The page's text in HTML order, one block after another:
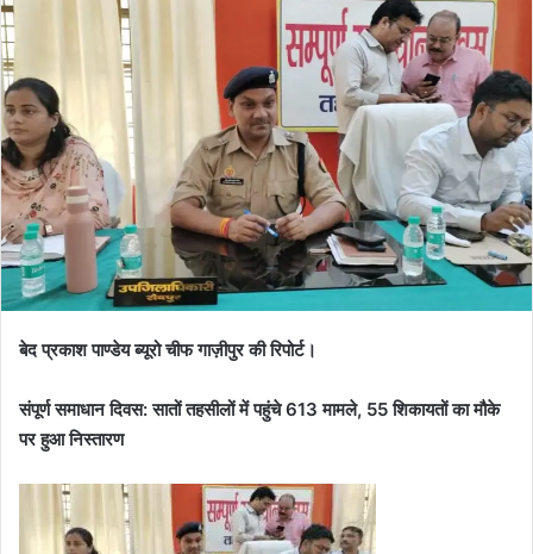
बेद प्रकाश पाण्डेय ब्यूरो चीफ गाज़ीपुर की रिपोर्ट।
संपूर्ण समाधान दिवस: सातों तहसीलों में पहुंचे 613 मामले, 55 शिकायतों का मौके
पर हुआ निस्तारण